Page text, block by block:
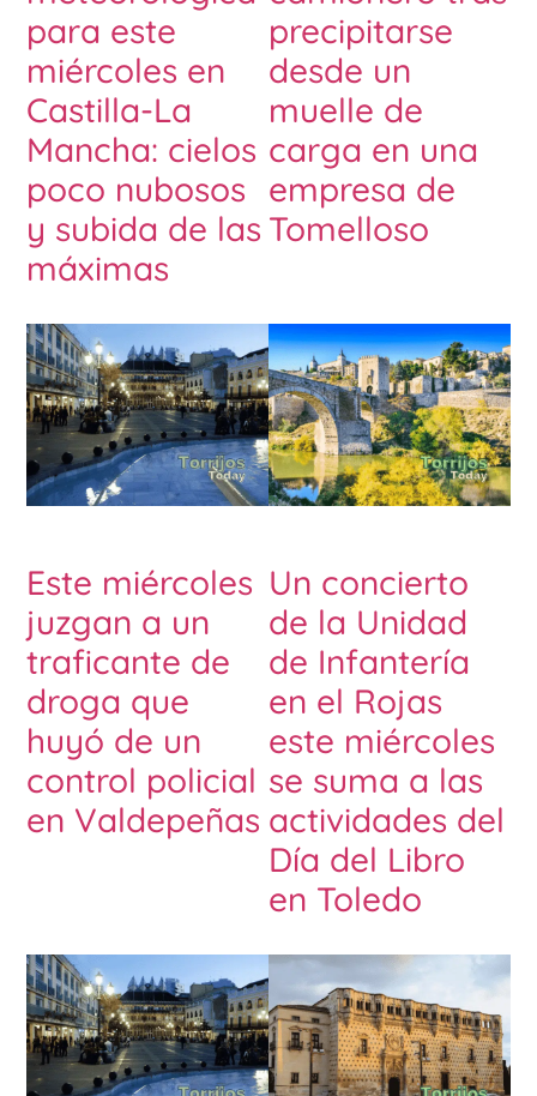
para este
miércoles en
Castilla-La
Mancha: cielos
poco nubosos
y subida de las
máximas
precipitarse
desde un
muelle de
carga en una
empresa de
Tomelloso
Este miércoles
juzgan a un
traficante de
droga que
huyó de un
control policial
en Valdepeñas
Un concierto
de la Unidad
de Infantería
en el Rojas
este miércoles
se suma a las
actividades del
Día del Libro
en Toledo